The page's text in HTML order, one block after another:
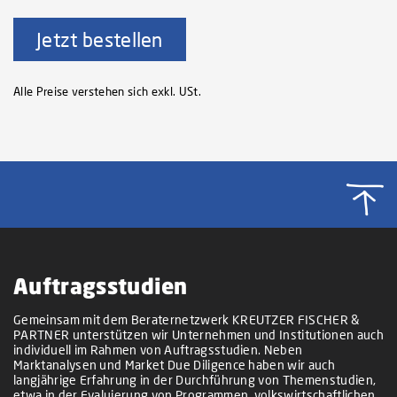
Jetzt bestellen
Alle Preise verstehen sich exkl. USt.
Auftragsstudien
Gemeinsam mit dem Beraternetzwerk KREUTZER FISCHER &
PARTNER unterstützen wir Unternehmen und Institutionen auch
individuell im Rahmen von Auftragsstudien. Neben
Marktanalysen und Market Due Diligence haben wir auch
langjährige Erfahrung in der Durchführung von Themenstudien,